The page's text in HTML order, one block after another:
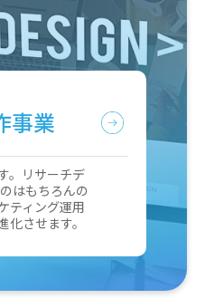
事業
。リサーチデ
はもちろんの
ティング運用
させます。